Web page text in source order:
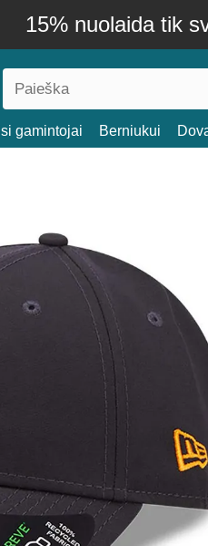
15% nuolaida tik
gamintojai Berniukui